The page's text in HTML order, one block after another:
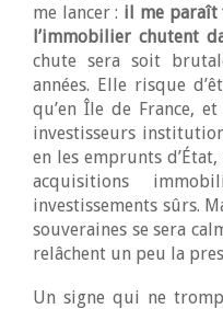
me lancer : il me paraît
l’immobilier chutent
chute sera soit
années. Elle risque
qu’en Île de France,
investisseurs
en les emprunts
acquisitions
investissements sûrs.
souveraines se sera
relâchent un peu la
Un signe qui ne